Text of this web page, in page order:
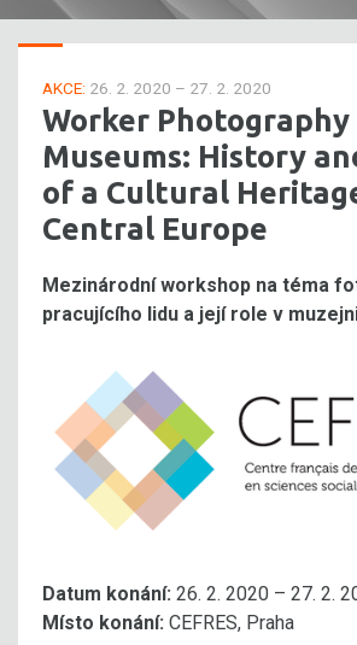
AKCE: 26. 2. 2020 – 27. 2. 2020
Worker Photography
Museums: History
of a Cultural
Central Europe
Mezinárodní workshop na téma
pracujícího lidu a její role v
Datum konání: 26. 2. 2020 – 27. 2.
Místo konání: CEFRES, Praha